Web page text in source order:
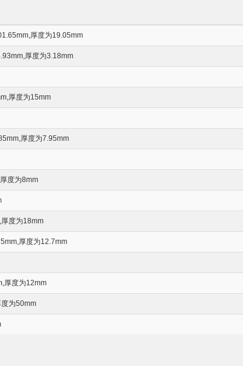
厚度为19.05mm
厚度为3.18mm
厚度为15mm
厚度为7.95mm
度为8mm
度为18mm
厚度为12.7mm
厚度为12mm
为50mm